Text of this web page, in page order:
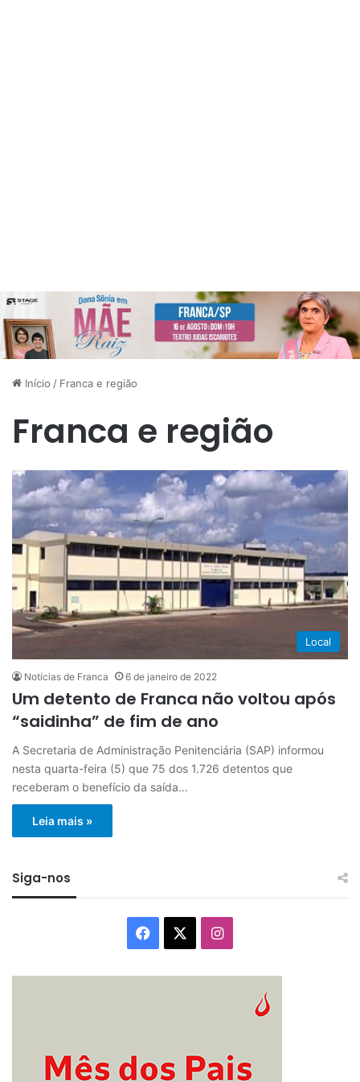
Início / Franca e região
Franca e região
Local
Notícias de Franca 6 de janeiro de 2022
Um detento de Franca não voltou após
“saidinha” de fim de ano
A Secretaria de Administração Penitenciária (SAP) informou
nesta quarta-feira (5) que 75 dos 1.726 detentos que
receberam o benefício da saída…
Leia mais »
Siga-nos
Facebook Instagram